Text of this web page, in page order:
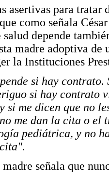
asertivas para tratar
como señala
salud depende
madre adoptiva de
la Instituciones
si hay
si hay contrato
si me dicen que no
me dan la cita o el
pediátrica, y no
señala que